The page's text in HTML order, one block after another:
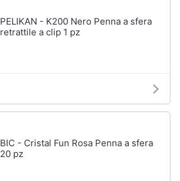
PELIKAN - K200 Nero Penna a sfera
retrattile a clip 1 pz
BIC - Cristal Fun Rosa Penna a sfera
20 pz